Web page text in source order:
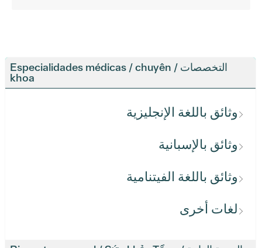
التخصصات / Especialidades médicas / chuyên
khoa
وثائق باللغة الإنجليزية
وثائق بالإسبانية
وثائق باللغة الفيتنامية
لغات أخرى